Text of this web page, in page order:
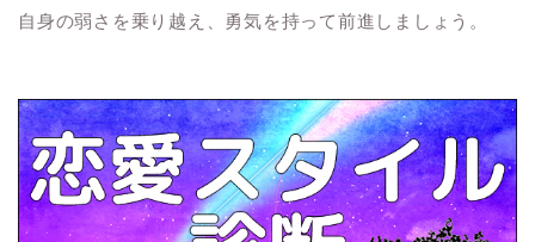
自身の弱さを乗り越え、勇気を持って前進しましょう。